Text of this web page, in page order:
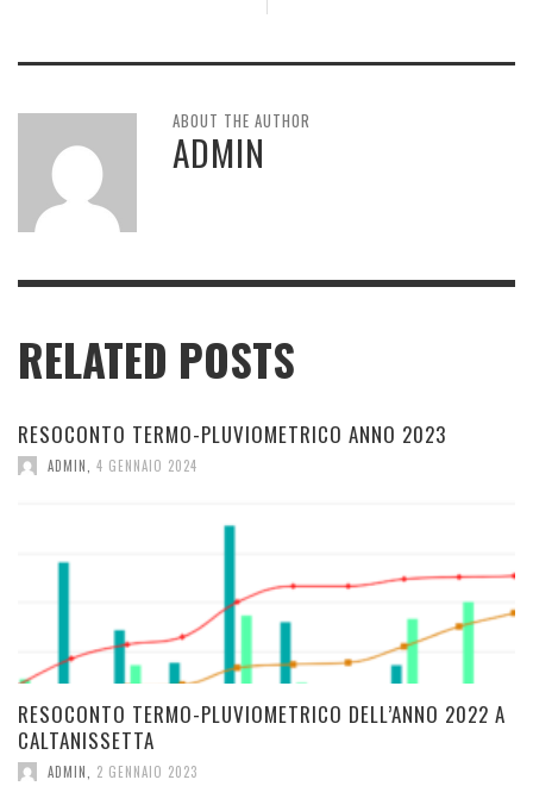
ABOUT THE AUTHOR
ADMIN
RELATED POSTS
RESOCONTO TERMO-PLUVIOMETRICO ANNO 2023
ADMIN 4 GENNAIO 2024
RESOCONTO TERMO-PLUVIOMETRICO DELL’ANNO 2022 A
CALTANISSETTA
ADMIN 2 GENNAIO 2023